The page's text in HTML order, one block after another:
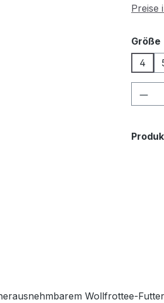
Preise
Größe
4
Wollfrottee-